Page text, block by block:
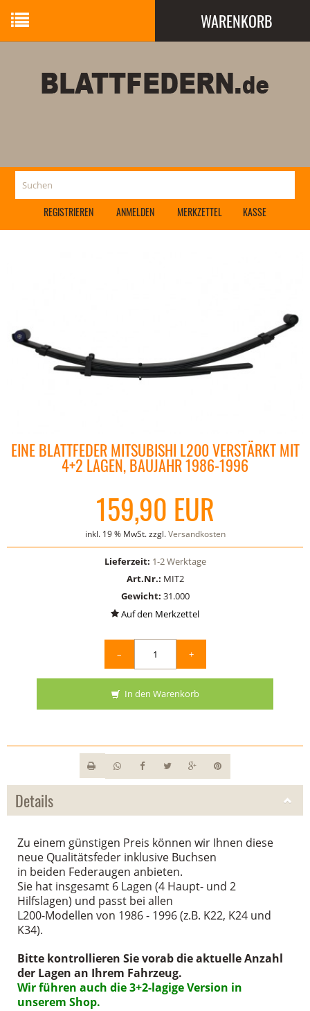
WARENKORB
REGISTRIEREN ANMELDEN MERKZETTEL KASSE
EINE BLATTFEDER MITSUBISHI L200 VERSTÄRKT MIT
4+2 LAGEN, BAUJAHR 1986-1996
159,90 EUR
inkl. 19 % MwSt. zzgl.Versandkosten
Lieferzeit: 1-2 Werktage
Art.Nr.: MIT2
Gewicht: 31.000
– +
In den Warenkorb
Details
Zu einem günstigen Preis können wir Ihnen diese
neue Qualitätsfeder inklusive Buchsen
in beiden Federaugen anbieten.
Sie hat insgesamt 6 Lagen (4 Haupt- und 2
Hilfslagen) und passt bei allen
L200-Modellen von 1986 - 1996 (z.B. K22, K24 und
K34).
Bitte kontrollieren Sie vorab die aktuelle Anzahl
der Lagen an Ihrem Fahrzeug.
Wir führen auch die 3+2-lagige Version in
unserem Shop.